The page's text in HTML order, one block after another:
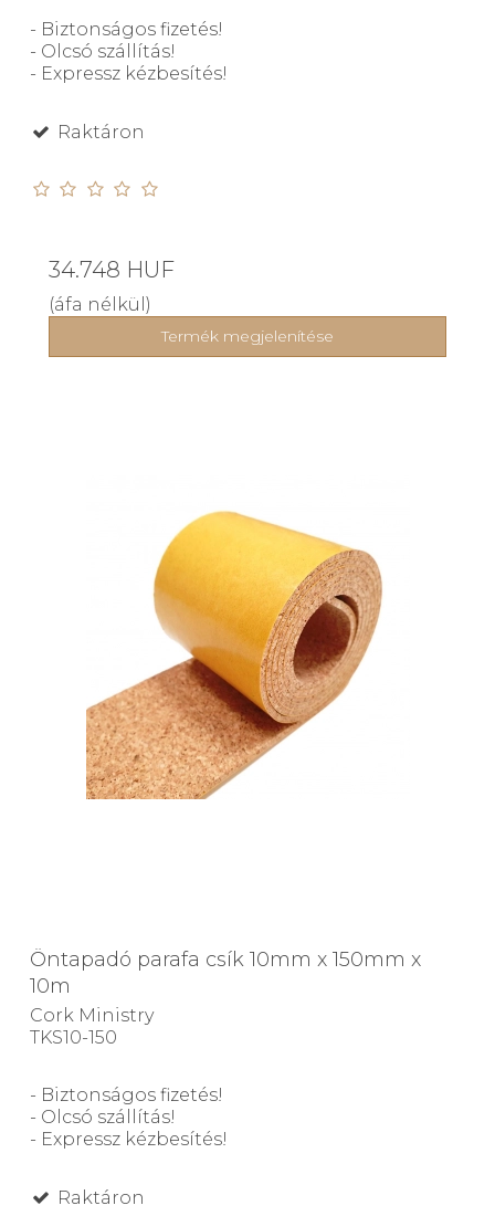
- Biztonságos fizetés!
- Olcsó szállítás!
- Expressz kézbesítés!
Raktáron
34.748 HUF
(áfa nélkül)
Termék megjelenítése
Öntapadó parafa csík 10mm x 150mm x
10m
Cork Ministry
TKS10-150
- Biztonságos fizetés!
- Olcsó szállítás!
- Expressz kézbesítés!
Raktáron